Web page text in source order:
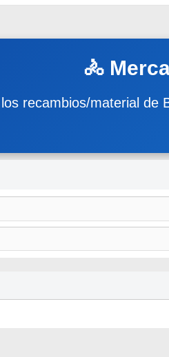
🚴
recambios/material de